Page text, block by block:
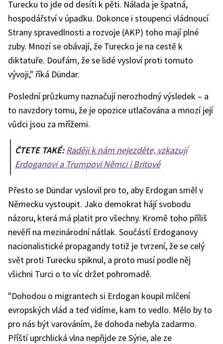
Turecku to jde od desíti k pěti. Nálada je špatná,
hospodářství v úpadku. Dokonce i stoupenci vládnoucí
Strany spravedlnosti a rozvoje (AKP) toho mají plné
zuby. Mnozí se obávají, že Turecko je na cestě k
diktatuře. Doufám, že se lidé vysloví proti tomuto
vývoji," říká Dündar.
Poslední průzkumy naznačují nerozhodný výsledek – a
to navzdory tomu, že je opozice utlačována a mnozí její
vůdci jsou za mřížemi.
ČTETE TAKÉ: Raději k nám nejezděte, vzkazují
Erdoganovi a Trumpovi Němci i Britové
Přesto se Dündar vyslovil pro to, aby Erdogan směl v
Německu vystoupit. Jako demokrat hájí svobodu
názoru, která má platit pro všechny. Kromě toho příliš
nevěří na mezinárodní nátlak. Součástí Erdoganovy
nacionalistické propagandy totiž je tvrzení, že se celý
svět proti Turecku spiknul, a proto musí podle něj
všichni Turci o to víc držet pohromadě.
"Dohodou o migrantech si Erdogan koupil mlčení
evropských vlád a teď vidíme, kam to vedlo. Mělo by to
pro nás být varováním, že dohoda nebyla zadarmo.
Příští uprchlická vlna nepřijde ze Sýrie, ale ze